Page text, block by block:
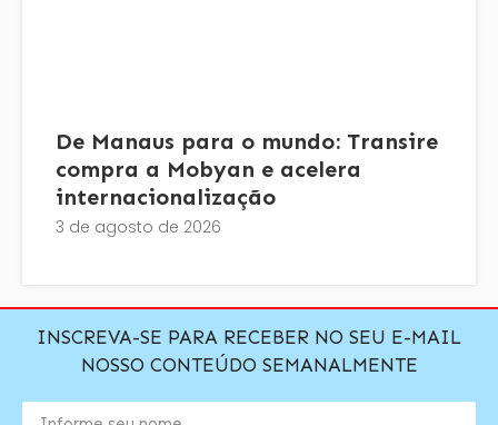
De Manaus para o mundo: Transire
compra a Mobyan e acelera
internacionalização
3 de agosto de 2026
INSCREVA-SE PARA RECEBER NO SEU E-MAIL
NOSSO CONTEÚDO SEMANALMENTE